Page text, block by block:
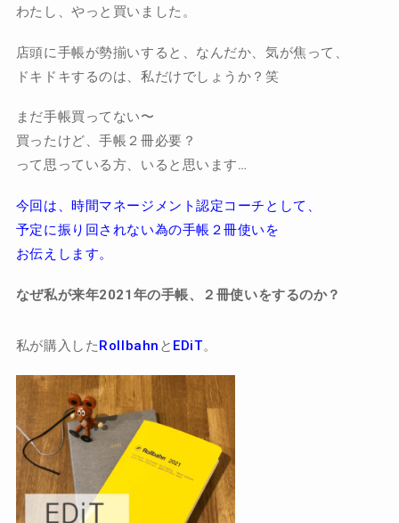
わたし、やっと買いました。
店頭に手帳が勢揃いすると、なんだか、気が焦って、
ドキドキするのは、私だけでしょうか？笑
まだ手帳買ってない〜
買ったけど、手帳２冊必要？
って思っている方、いると思います…
今回は、時間マネージメント認定コーチとして、
予定に振り回されない為の手帳２冊使いを
お伝えします。
なぜ私が来年2021年の手帳、２冊使いをするのか？
私が購入したRollbahn と EDiT。